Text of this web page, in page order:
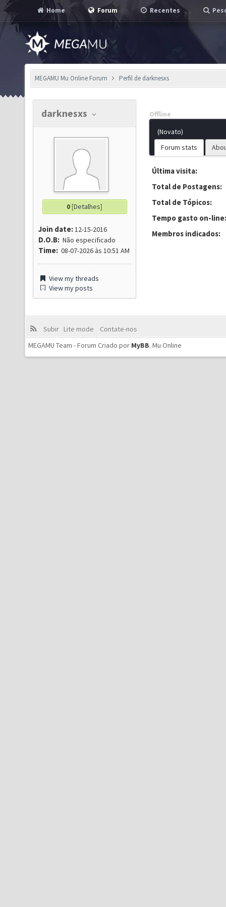
Home Forum Recentes
MEGAMU Mu Online Forum Perfil de darknesxs
darknesxs
0[Detalhes]
Join date:12-15-2016
D.O.B: Não especificado
Time: 08-07-2026 às 10:51 AM
View my threads
View my posts
Offline
(Novato)
Forum stats
Última visita:
Total de Postagens:
Total de Tópicos:
Tempo gasto on-line:
Membros indicados:
Subir Lite mode
Contate-nos
MEGAMU Team - Forum Criado por MyBB. Mu Online